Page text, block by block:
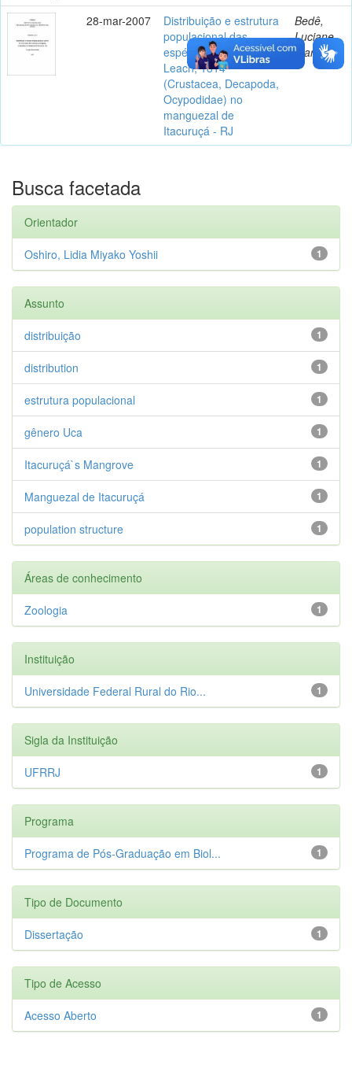
28-mar-2007
Distribuição e estrutura
populacional das
espécies de Uca
Leach, 1814
(Crustacea, Decapoda,
Ocypodidae) no
manguezal de
Itacuruçá - RJ
Bedê,
Luciane
Marins
Busca facetada
Orientador
1
Oshiro, Lidia Miyako Yoshii
Assunto
1
distribuição
1
distribution
1
estrutura populacional
1
gênero Uca
1
Itacuruçá`s Mangrove
1
Manguezal de Itacuruçá
1
population structure
Áreas de conhecimento
1
Zoologia
Instituição
1
Universidade Federal Rural do Rio...
Sigla da Instituição
1
UFRRJ
Programa
1
Programa de Pós-Graduação em Biol...
Tipo de Documento
1
Dissertação
Tipo de Acesso
1
Acesso Aberto